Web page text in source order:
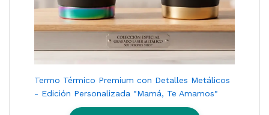
Termo Térmico Premium con Detalles Metálicos
- Edición Personalizada "Mamá, Te Amamos"